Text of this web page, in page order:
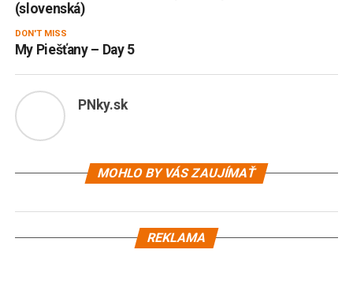
(slovenská)
DON'T MISS
My Piešťany – Day 5
PNky.sk
MOHLO BY VÁS ZAUJÍMAŤ
REKLAMA